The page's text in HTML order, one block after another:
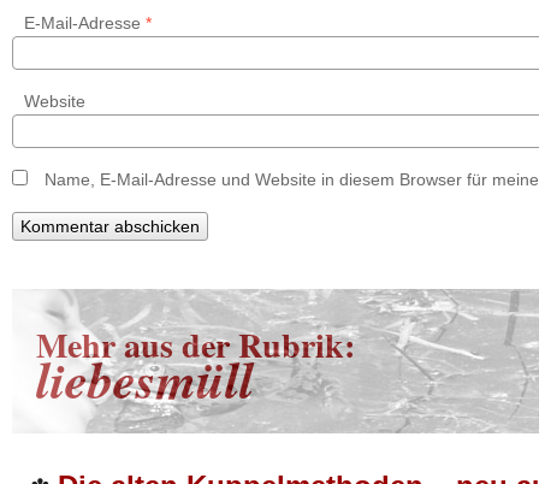
E-Mail-Adresse *
Website
Name, E-Mail-Adresse und Website in diesem Browser für
Mehr aus der Rubrik:
liebesmüll